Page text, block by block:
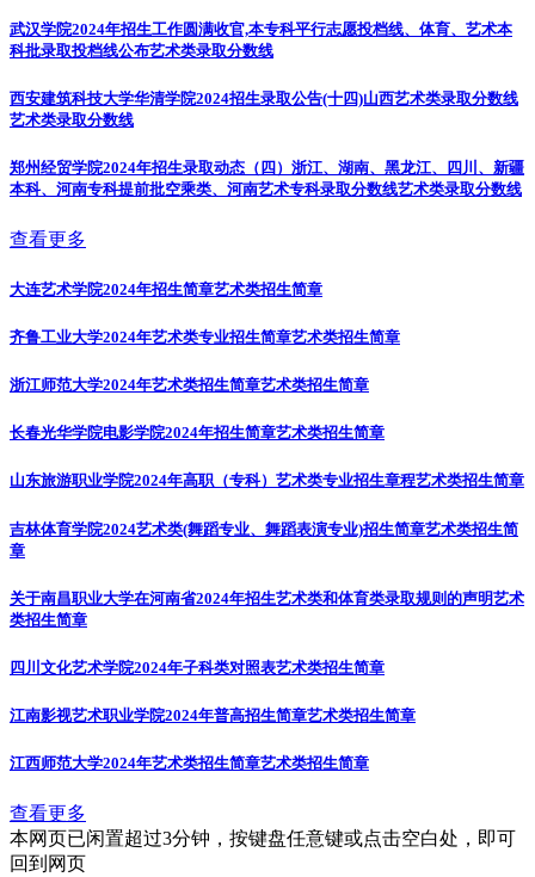
武汉学院2024年招生工作圆满收官,本专科平行志愿投档线、体育、艺术本
科批录取投档线公布艺术类录取分数线
西安建筑科技大学华清学院2024招生录取公告(十四)山西艺术类录取分数线
艺术类录取分数线
郑州经贸学院2024年招生录取动态（四）浙江、湖南、黑龙江、四川、新疆
本科、河南专科提前批空乘类、河南艺术专科录取分数线艺术类录取分数线
查看更多
大连艺术学院2024年招生简章艺术类招生简章
齐鲁工业大学2024年艺术类专业招生简章艺术类招生简章
浙江师范大学2024年艺术类招生简章艺术类招生简章
长春光华学院电影学院2024年招生简章艺术类招生简章
山东旅游职业学院2024年高职（专科）艺术类专业招生章程艺术类招生简章
吉林体育学院2024艺术类(舞蹈专业、舞蹈表演专业)招生简章艺术类招生简
章
关于南昌职业大学在河南省2024年招生艺术类和体育类录取规则的声明艺术
类招生简章
四川文化艺术学院2024年子科类对照表艺术类招生简章
江南影视艺术职业学院2024年普高招生简章艺术类招生简章
江西师范大学2024年艺术类招生简章艺术类招生简章
查看更多
本网页已闲置超过3分钟，按键盘任意键或点击空白处，即可
回到网页